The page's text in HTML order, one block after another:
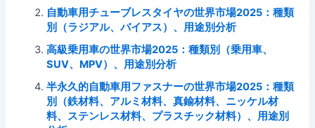
自動車用チューブレスタイヤの世界市場2025：種類
別（ラジアル、バイアス）、用途別分析
高級乗用車の世界市場2025：種類別（乗用車、
SUV、MPV）、用途別分析
半永久的自動車用ファスナーの世界市場2025：種類
別（鉄材料、アルミ材料、真鍮材料、ニッケル材
料、ステンレス材料、プラスチック材料）、用途別